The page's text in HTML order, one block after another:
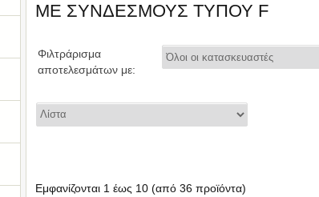
ΜΕ ΣΥΝΔΈΣΜΟΥΣ ΤΎΠΟΥ F
Φιλτράρισμα
αποτελεσμάτων με:
Εμφανίζονται 1 έως 10(από 36προϊόντα)